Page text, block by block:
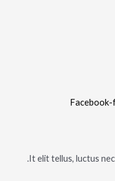
It elit tellus, luctus